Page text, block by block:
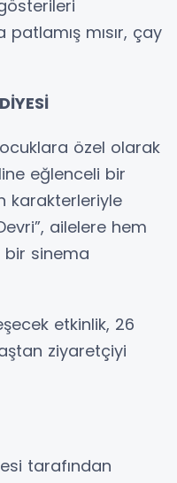
patlamış mısır, çay
özel olarak
eğlenceli bir
karakterleriyle
ailelere hem
sinema
etkinlik, 26
ziyaretçiyi
tarafından